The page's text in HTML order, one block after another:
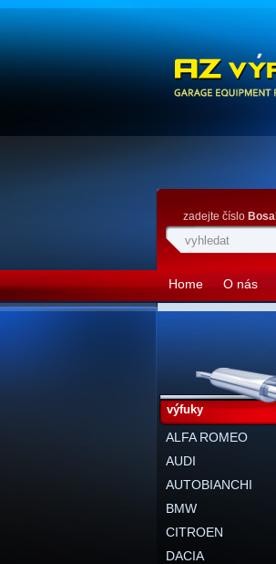
Home O nás
zadejte číslo Bosal
výfuky
ALFA ROMEO
AUDI
AUTOBIANCHI
BMW
CITROEN
DACIA